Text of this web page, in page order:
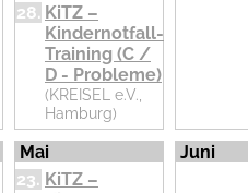
28. KiTZ –
Kindernotfall-
Training (C /
D - Probleme)
(KREISEL e.V.,
Hamburg)
Mai
23. KiTZ –
Juni